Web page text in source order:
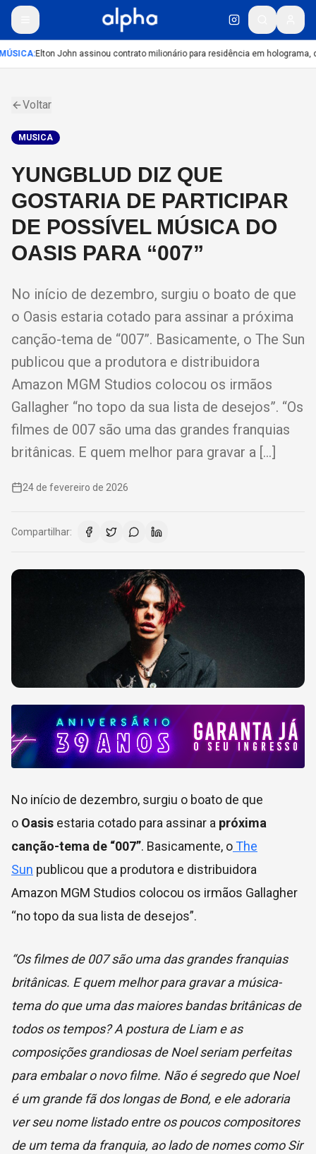
:Elton John assinou contrato milionário para residência em holograma,
Voltar
MUSICA
YUNGBLUD DIZ QUE
GOSTARIA DE PARTICIPAR
DE POSSÍVEL MÚSICA DO
OASIS PARA “007”
No início de dezembro, surgiu o boato de que
o Oasis estaria cotado para assinar a próxima
canção-tema de “007”. Basicamente, o The Sun
publicou que a produtora e distribuidora
Amazon MGM Studios colocou os irmãos
Gallagher “no topo da sua lista de desejos”. “Os
filmes de 007 são uma das grandes franquias
britânicas. E quem melhor para gravar a […]
24 de fevereiro de 2026
Compartilhar:
No início de dezembro, surgiu o boato de que
o Oasis estaria cotado para assinar a próxima
canção-tema de “007”. Basicamente, oThe
Sun publicou que a produtora e distribuidora
Amazon MGM Studios colocou os irmãos Gallagher
“no topo da sua lista de desejos”.
“Os filmes de 007 são uma das grandes franquias
britânicas. E quem melhor para gravar a música-
tema do que uma das maiores bandas britânicas de
todos os tempos? A postura de Liam e as
composições grandiosas de Noel seriam perfeitas
para embalar o novo filme. Não é segredo que Noel
é um grande fã dos longas de Bond, e ele adoraria
ver seu nome listado entre os poucos compositores
de um tema da franquia, ao lado de nomes como Sir